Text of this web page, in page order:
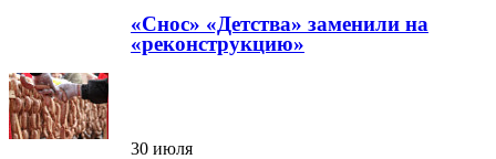
«Снос» «Детства» заменили на
«реконструкцию»
30 июля